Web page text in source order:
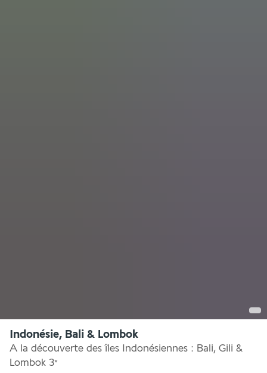
Indonésie, Bali & Lombok
A la découverte des îles Indonésiennes : Bali, Gili &
Lombok 3*